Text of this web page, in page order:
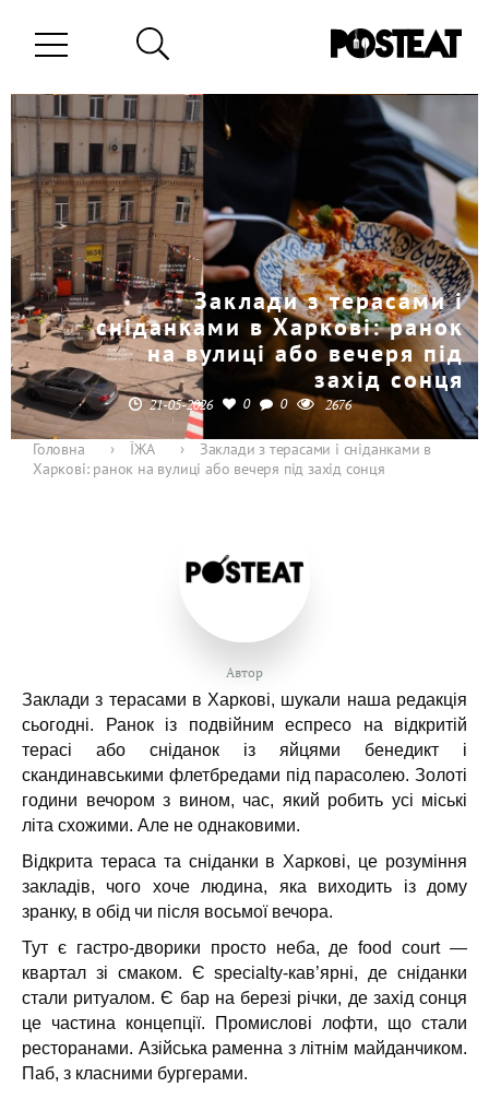
Заклади з терасами і
сніданками в Харкові: ранок
на вулиці або вечеря під
захід сонця
21-05-2026 0 0 2676
Головна › ЇЖА ›
Заклади з терасами і сніданками в
Харкові: ранок на вулиці або вечеря під захід сонця
Автор
Заклади з терасами в Харкові, шукали наша редакція
сьогодні. Ранок із подвійним еспресо на відкритій
терасі або сніданок із яйцями бенедикт і
скандинавськими флетбредами під парасолею. Золоті
години вечором з вином, час, який робить усі міські
літа схожими. Але не однаковими.
Відкрита тераса та сніданки в Харкові, це розуміння
закладів, чого хоче людина, яка виходить із дому
зранку, в обід чи після восьмої вечора.
Тут є гастро-дворики просто неба, де food court —
квартал зі смаком. Є specialty-кав’ярні, де сніданки
стали ритуалом. Є бар на березі річки, де захід сонця
це частина концепції. Промислові лофти, що стали
ресторанами. Азійська раменна з літнім майданчиком.
Паб, з класними бургерами.